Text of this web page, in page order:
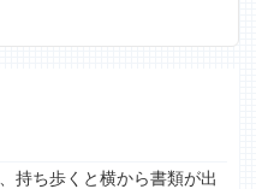
持ち歩くと横から書類が出